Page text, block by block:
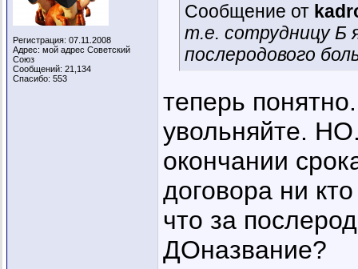
Регистрация: 07.11.2008
Адрес: мой адрес Советский
Союз
Сообщений: 21,134
Спасибо: 553
Сообщение от
т.е. сотрудницу Б
послеродового
теперь
увольняйте.
окончании
договора ни
что за
ДОназвание?